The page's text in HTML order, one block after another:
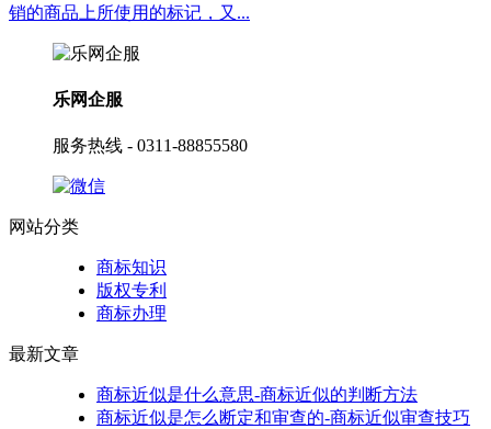
销的商品上所使用的标记，又...
乐网企服
服务热线 - 0311-88855580
网站分类
商标知识
版权专利
商标办理
最新文章
商标近似是什么意思-商标近似的判断方法
商标近似是怎么断定和审查的-商标近似审查技巧